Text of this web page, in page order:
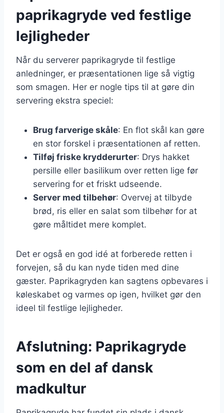
paprikagryde ved festlige
lejligheder
Når du serverer paprikagryde til festlige
anledninger, er præsentationen lige så vigtig
som smagen. Her er nogle tips til at gøre din
servering ekstra speciel:
Brug farverige skåle: En flot skål kan gøre
en stor forskel i præsentationen af retten.
Tilføj friske krydderurter: Drys hakket
persille eller basilikum over retten lige før
servering for et friskt udseende.
Server med tilbehør: Overvej at tilbyde
brød, ris eller en salat som tilbehør for at
gøre måltidet mere komplet.
Det er også en god idé at forberede retten i
forvejen, så du kan nyde tiden med dine
gæster. Paprikagryden kan sagtens opbevares i
køleskabet og varmes op igen, hvilket gør den
ideel til festlige lejligheder.
Afslutning: Paprikagryde
som en del af dansk
madkultur